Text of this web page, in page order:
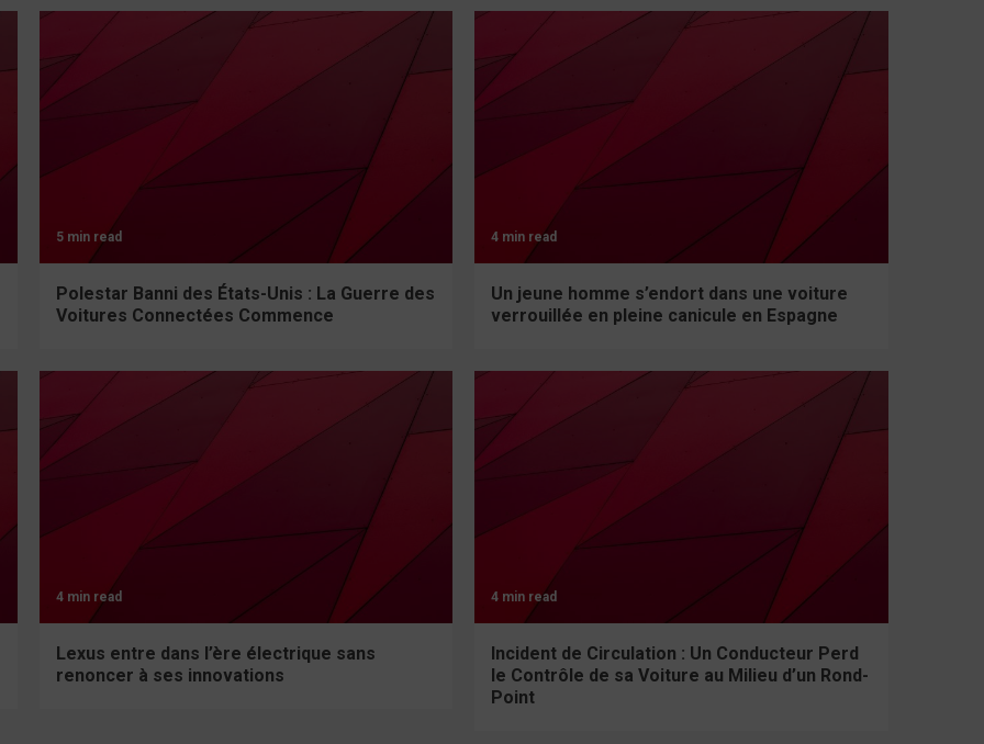
5 min read
Polestar Banni des États-Unis : La Guerre des
Voitures Connectées Commence
4 min read
Un jeune homme s’endort dans une voiture
verrouillée en pleine canicule en Espagne
4 min read
Lexus entre dans l’ère électrique sans
renoncer à ses innovations
4 min read
Incident de Circulation : Un Conducteur Perd
le Contrôle de sa Voiture au Milieu d’un Rond-
Point